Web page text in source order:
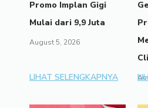
Promo Implan Gigi
Mulai dari 9,9 Juta
August 5, 2026
LIHAT SELENGKAPNYA